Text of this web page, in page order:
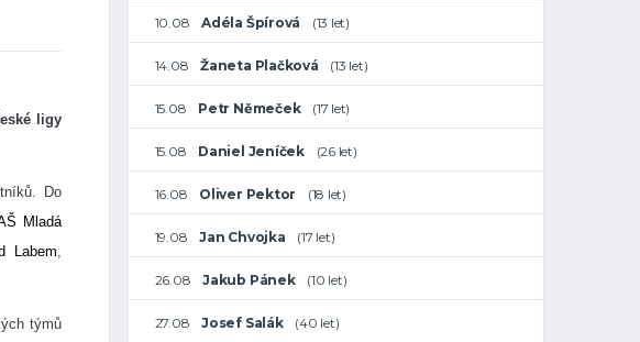
ligy
Do
Mladá
Labem
týmů
10.08 Adéla Špírová (13 let)
14.08 Žaneta Plačková (13 let)
15.08 Petr Němeček (17 let)
15.08 Daniel Jeníček (26 let)
16.08 Oliver Pektor (18 let)
19.08 Jan Chvojka (17 let)
26.08 Jakub Pánek (10 let)
27.08 Josef Salák (40 let)